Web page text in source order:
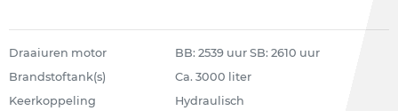
Draaiuren motor
BB: 2539 uur SB: 2610 uur
Brandstoftank(s)
Ca. 3000 liter
Keerkoppeling
Hydraulisch